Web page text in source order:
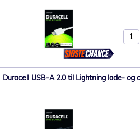
Duracell USB-A 2.0 til Lightning lade- og